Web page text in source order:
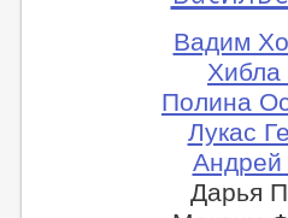
Вадим
Хибла
Полина
Лукас
Андрей
Дарья